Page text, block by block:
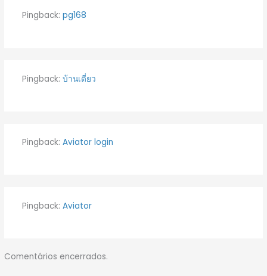
Pingback: pg168
Pingback: บ้านเดี่ยว
Pingback: Aviator login
Pingback: Aviator
Comentários encerrados.